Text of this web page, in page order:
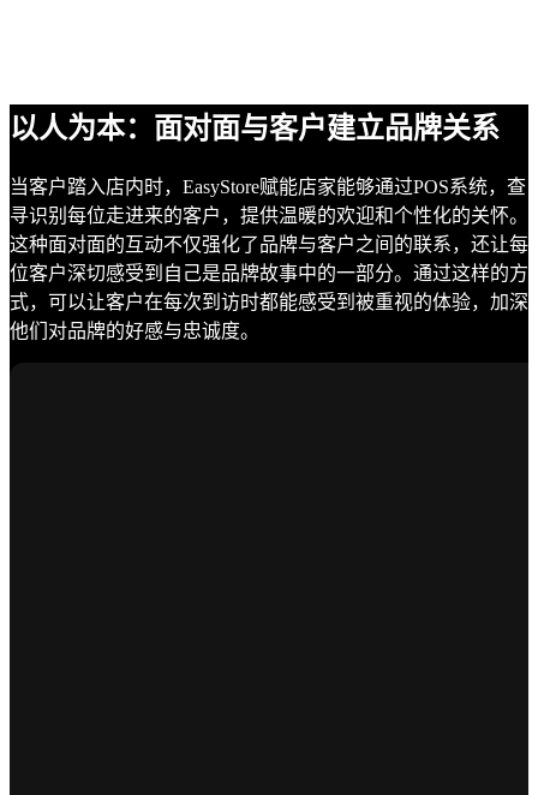
以人为本：面对面与客户建立品牌关系
当客户踏入店内时，EasyStore赋能店家能够通过POS系统，查
寻识别每位走进来的客户，提供温暖的欢迎和个性化的关怀。
这种面对面的互动不仅强化了品牌与客户之间的联系，还让每
位客户深切感受到自己是品牌故事中的一部分。通过这样的方
式，可以让客户在每次到访时都能感受到被重视的体验，加深
他们对品牌的好感与忠诚度。